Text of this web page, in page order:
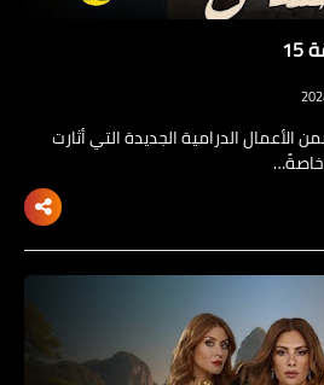
الدرامية الجديدة التي أثارت
خاصةً…